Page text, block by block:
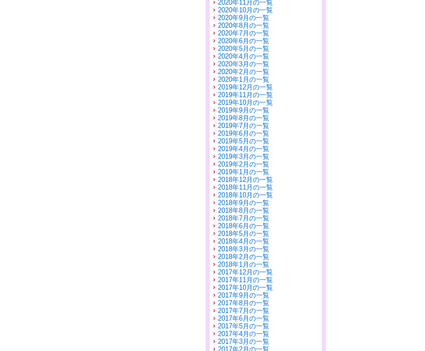
2020年11月の一覧
2020年10月の一覧
2020年9月の一覧
2020年8月の一覧
2020年7月の一覧
2020年6月の一覧
2020年5月の一覧
2020年4月の一覧
2020年3月の一覧
2020年2月の一覧
2020年1月の一覧
2019年12月の一覧
2019年11月の一覧
2019年10月の一覧
2019年9月の一覧
2019年8月の一覧
2019年7月の一覧
2019年6月の一覧
2019年5月の一覧
2019年4月の一覧
2019年3月の一覧
2019年2月の一覧
2019年1月の一覧
2018年12月の一覧
2018年11月の一覧
2018年10月の一覧
2018年9月の一覧
2018年8月の一覧
2018年7月の一覧
2018年6月の一覧
2018年5月の一覧
2018年4月の一覧
2018年3月の一覧
2018年2月の一覧
2018年1月の一覧
2017年12月の一覧
2017年11月の一覧
2017年10月の一覧
2017年9月の一覧
2017年8月の一覧
2017年7月の一覧
2017年6月の一覧
2017年5月の一覧
2017年4月の一覧
2017年3月の一覧
2017年2月の一覧